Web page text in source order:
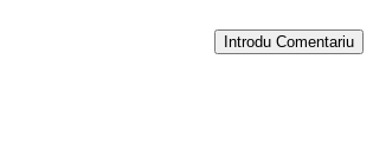
Introdu Comentariu